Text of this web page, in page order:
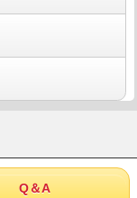
Q＆A